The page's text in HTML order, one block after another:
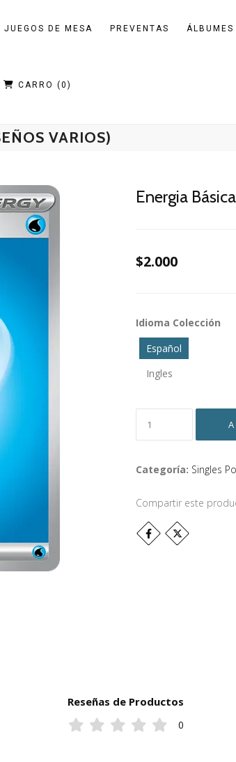
JUEGOS DE MESA PREVENTAS ÁLBUMES
CARRO (0 )
VARIOS)
Energia
$2.000
Idioma Colección
Español
Ingles
Categoría: Singles
Compartir este
Reseñas de Productos
0